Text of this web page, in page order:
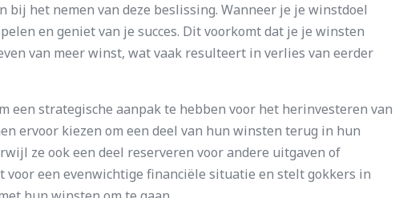
bij het nemen van deze beslissing. Wanneer je je winstdoel
en geniet van je succes. Dit voorkomt dat je je winsten
van meer winst, wat vaak resulteert in verlies van eerder
een strategische aanpak te hebben voor het herinvesteren van
ervoor kiezen om een deel van hun winsten terug in hun
ze ook een deel reserveren voor andere uitgaven of
voor een evenwichtige financiële situatie en stelt gokkers in